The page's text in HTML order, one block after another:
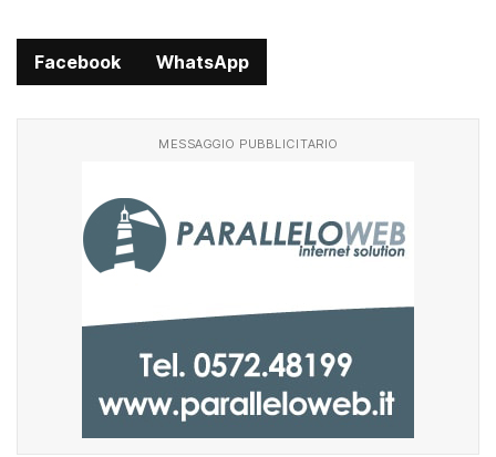
Facebook WhatsApp
MESSAGGIO PUBBLICITARIO